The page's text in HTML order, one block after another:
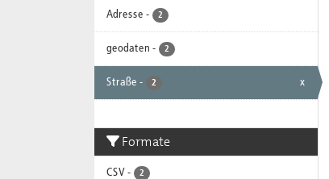
Adresse - 2
geodaten - 2
Straße - 2 x
Formate
CSV - 2